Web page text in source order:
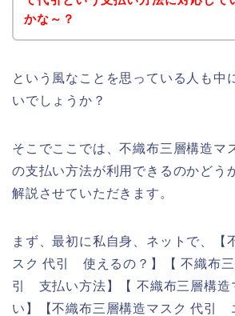
かな～？
という風なことを思っている人も中
いでしょうか？
そこでここでは、不織布三層構造マ
の支払い方法が利用できるのかどう
解説させていただきます。
まず、最初に私自身、ネットで、【
スク 代引 使えるの？】【 不織布
引 支払い方法】【 不織布三層構造
い】【不織布三層構造マスク 代引